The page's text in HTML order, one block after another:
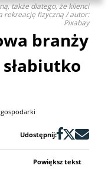
także dlatego, że klienci
rekreację fizyczną / autor:
Pixabay
branży
Udostępnij:
Powiększ tekst